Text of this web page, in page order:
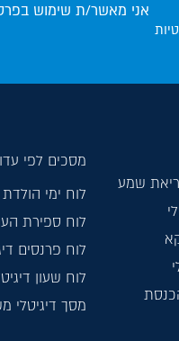
אני מאשר/ת שימוש
מסכים לפי
שמע
לוח ימי הולדת
לוח ספירת
לוח פרנסים
לוח שעון
מסך דיגיטלי